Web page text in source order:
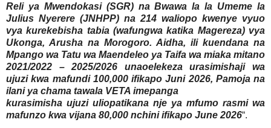
Reli ya Mwendokasi (SGR) na Bwawa la la Umeme la
Julius Nyerere (JNHPP) na 214 waliopo kwenye vyuo
vya kurekebisha tabia (wafungwa katika Magereza) vya
Ukonga, Arusha na Morogoro. Aidha, ili kuendana na
Mpango wa Tatu wa Maendeleo ya Taifa wa miaka mitano
2021/2022 – 2025/2026 unaoelekeza urasimishaji wa
ujuzi kwa mafundi 100,000 ifikapo Juni 2026, Pamoja na
ilani ya chama tawala VETA imepanga
kurasimisha ujuzi uliopatikana nje ya mfumo rasmi wa
mafunzo kwa vijana 80,000 nchini ifikapo June 2026“.